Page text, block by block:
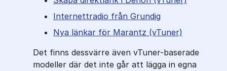
Internettradio från Grundig
Nya länkar för Marantz (vTuner)
Det finns dessvärre även vTuner-baserade
modeller där det inte går att lägga in egna